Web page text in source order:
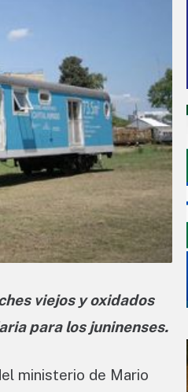
viejos y oxidados
para los juninenses.
ministerio de Mario